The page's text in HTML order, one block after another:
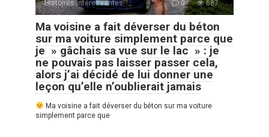
Histoires Intéressantes 0 687
Ma voisine a fait déverser du béton
sur ma voiture simplement parce que
je » gâchais sa vue sur le lac » : je
ne pouvais pas laisser passer cela,
alors j’ai décidé de lui donner une
leçon qu’elle n’oublierait jamais
Ma voisine a fait déverser du béton sur ma voiture
simplement parce que